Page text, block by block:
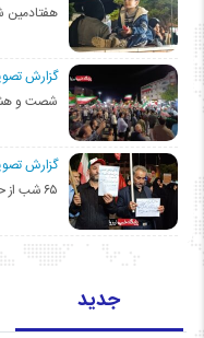
هفتادمین
گزارش
شصت و
گزارش
۶۵ شب از حماسه مهدیشهری ها گذشت
جدید